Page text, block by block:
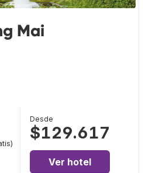
Mai
Desde
$129.617
Ver hotel